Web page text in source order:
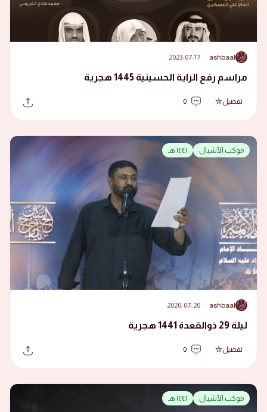
A
ashbaal
·
2023-07-17
مراسم رفع الراية الحسينية 1445 هجرية
تفضيل 0
موكب الأشبال ١٤٤١ هـ
A
ashbaal
·
2020-07-20
ليلة 29 ذوالقعدة 1441 هجرية
تفضيل 0
موكب الأشبال ١٤٤١ هـ